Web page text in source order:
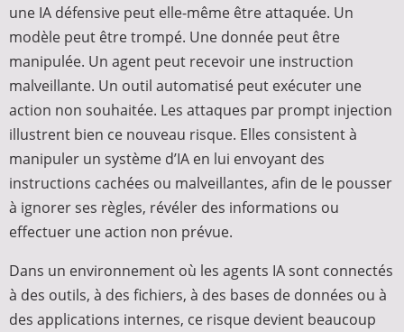
une IA défensive peut elle-même être attaquée. Un
modèle peut être trompé. Une donnée peut être
manipulée. Un agent peut recevoir une instruction
malveillante. Un outil automatisé peut exécuter une
action non souhaitée. Les attaques par prompt injection
illustrent bien ce nouveau risque. Elles consistent à
manipuler un système d’IA en lui envoyant des
instructions cachées ou malveillantes, afin de le pousser
à ignorer ses règles, révéler des informations ou
effectuer une action non prévue.
Dans un environnement où les agents IA sont connectés
à des outils, à des fichiers, à des bases de données ou à
des applications internes, ce risque devient beaucoup